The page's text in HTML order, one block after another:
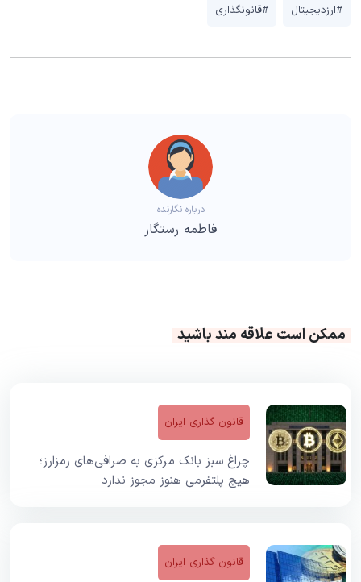
#ارزدیجیتال #قانونگذاری
درباره نگارنده
فاطمه رستگار
ممکن است علاقه مند باشید
قانون گذاری ایران
چراغ سبز بانک مرکزی به صرافی‌های رمزارز؛
هیچ پلتفرمی هنوز مجوز ندارد
قانون گذاری ایران